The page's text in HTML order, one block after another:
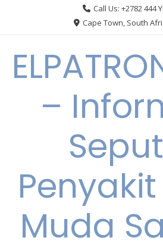
Call Us: +2782 444
Cape Town, South
–
Muda